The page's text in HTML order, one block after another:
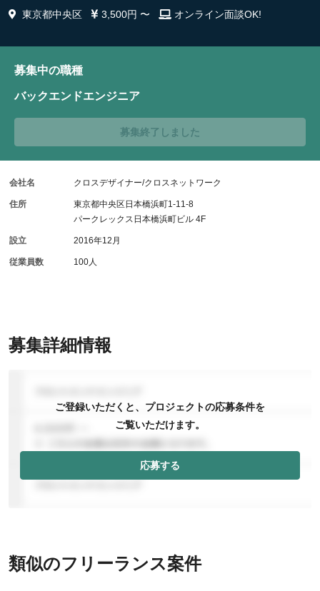
東京都中央区 3,500円 〜 オンライン面談OK!
募集詳細情報
ご登録いただくと、プロジェクトの応募条件を
ご覧いただけます。
応募する
募集中の職種
バックエンドエンジニア
募集終了しました
会社名 クロスデザイナー/クロスネットワーク
住所
東京都中央区日本橋浜町1-11-8
パークレックス日本橋浜町ビル 4F
設立 2016年12月
従業員数 100人
類似のフリーランス案件